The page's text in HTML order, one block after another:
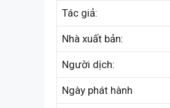
Tác giả:
Nhà xuất bản:
Người dịch:
Ngày phát hành